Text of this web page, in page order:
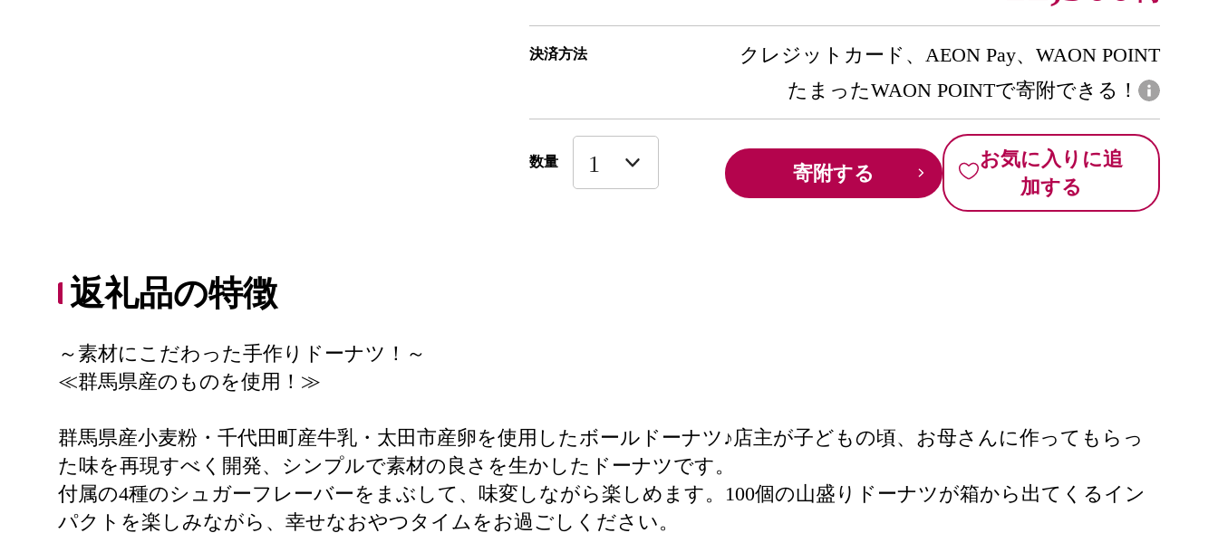
決済方法
クレジットカード、AEON Pay、WAON POINT
たまったWAON POINTで寄附できる！
数量 寄附する
お気に入りに追
加する
返礼品の特徴
～素材にこだわった手作りドーナツ！～
≪群馬県産のものを使用！≫
群馬県産小麦粉・千代田町産牛乳・太田市産卵を使用したボールドーナツ♪店主が子どもの頃、お母さんに作ってもらっ
た味を再現すべく開発、シンプルで素材の良さを生かしたドーナツです。
付属の4種のシュガーフレーバーをまぶして、味変しながら楽しめます。100個の山盛りドーナツが箱から出てくるイン
パクトを楽しみながら、幸せなおやつタイムをお過ごしください。